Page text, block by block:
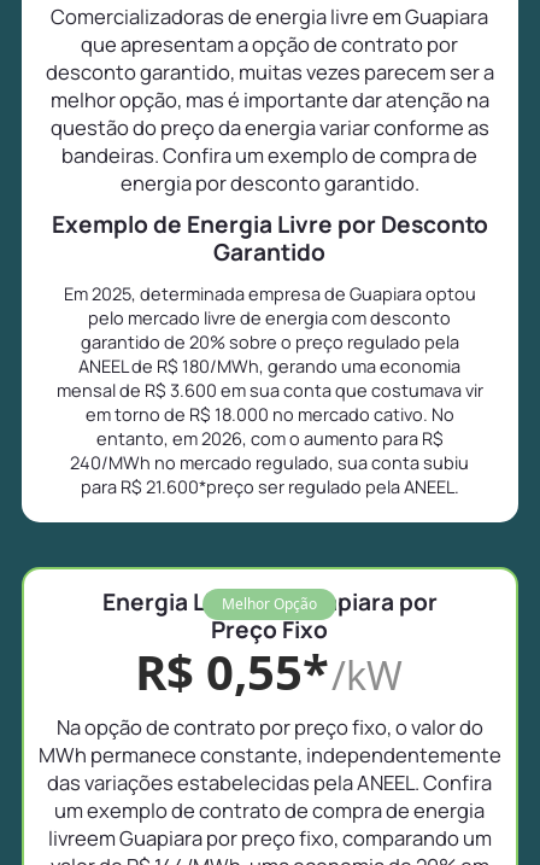
Comercializadoras de energia livre em Guapiara
que apresentam a opção de contrato por
desconto garantido, muitas vezes parecem ser a
melhor opção, mas é importante dar atenção na
questão do preço da energia variar conforme as
bandeiras. Confira um exemplo de compra de
energia por desconto garantido.
Exemplo de Energia Livre por Desconto
Garantido
Em 2025, determinada empresa de Guapiara optou
pelo mercado livre de energia com desconto
garantido de 20% sobre o preço regulado pela
ANEEL de R$ 180/MWh, gerando uma economia
mensal de R$ 3.600 em sua conta que costumava vir
em torno de R$ 18.000 no mercado cativo. No
entanto, em 2026, com o aumento para R$
240/MWh no mercado regulado, sua conta subiu
para R$ 21.600*preço ser regulado pela ANEEL.
Melhor Opção
Energia Livre em Guapiara por
Preço Fixo
R$ 0,55*/kW
Na opção de contrato por preço fixo, o valor do
MWh permanece constante, independentemente
das variações estabelecidas pela ANEEL. Confira
um exemplo de contrato de compra de energia
livreem Guapiara por preço fixo, comparando um